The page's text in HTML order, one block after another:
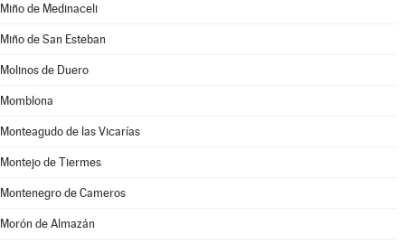
Miño de Medinaceli
Miño de San Esteban
Molinos de Duero
Momblona
Monteagudo de las Vicarías
Montejo de Tiermes
Montenegro de Cameros
Morón de Almazán